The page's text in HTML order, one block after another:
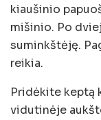
kiaušinio
mišinio. Po
suminkštėję.
reikia.
Pridėkite keptą
vidutinėje